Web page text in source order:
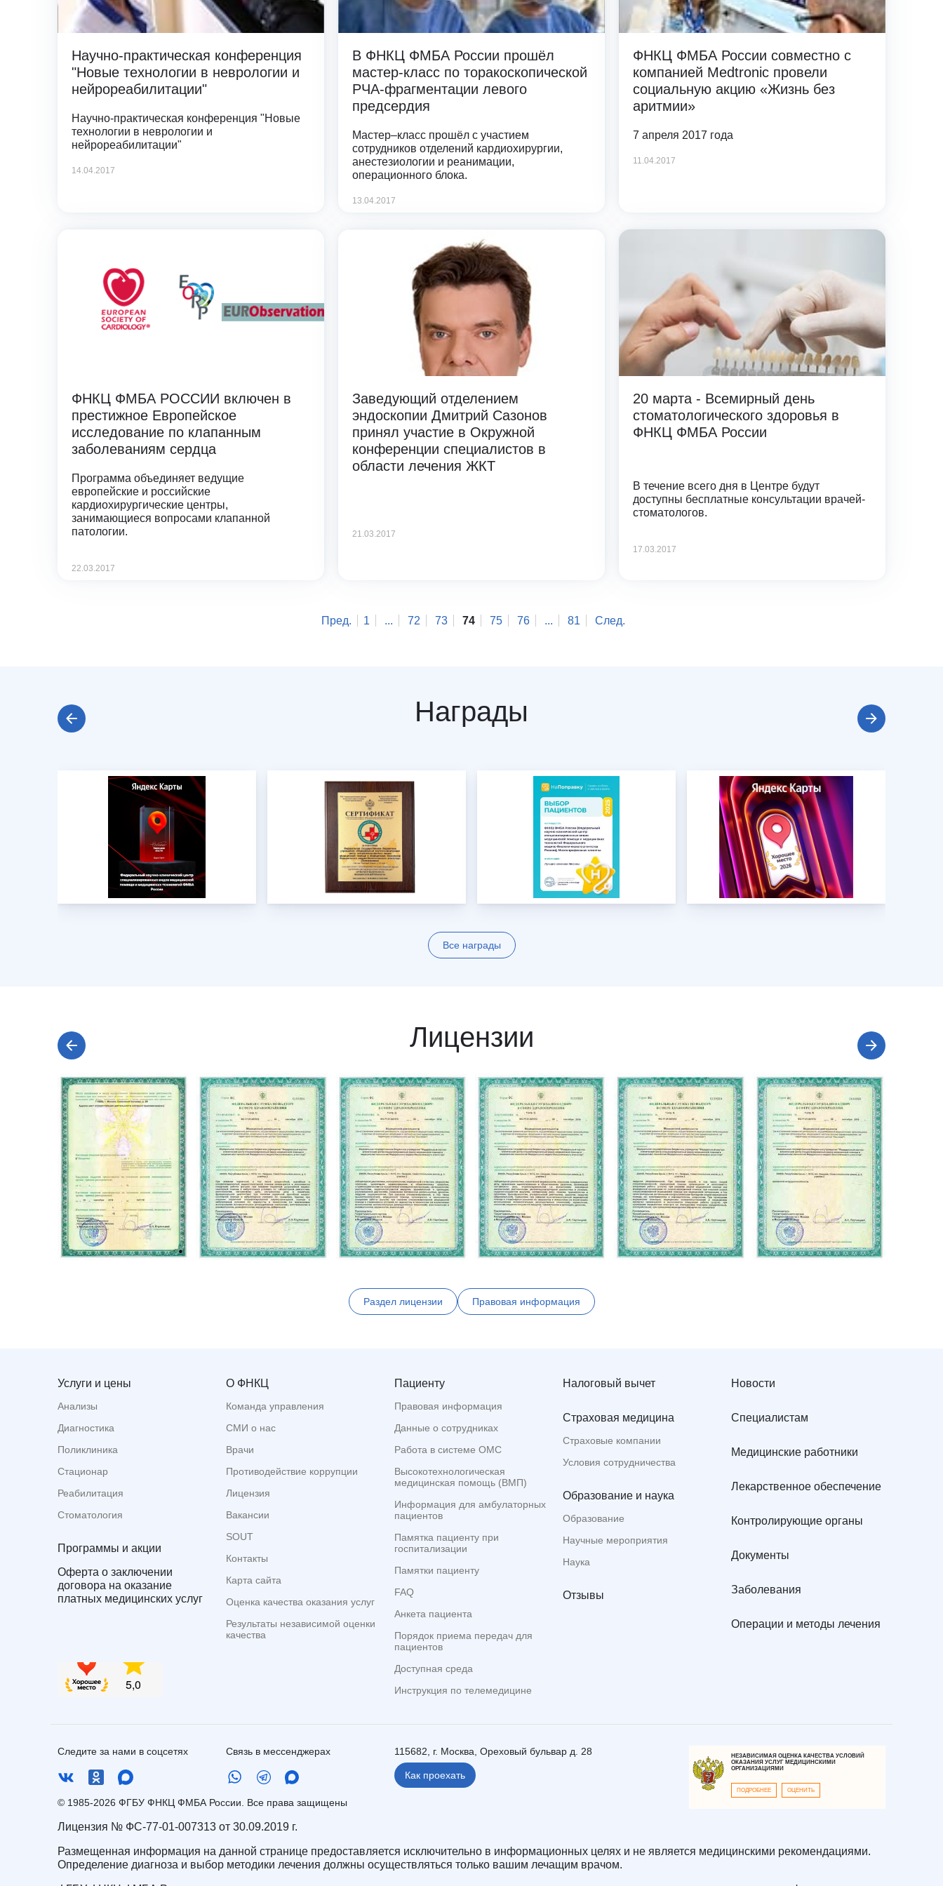
Научно-практическая конференция
"Новые технологии в неврологии и
нейрореабилитации"
Научно-практическая конференция "Новые
технологии в неврологии и
нейрореабилитации"
14.04.2017
В ФНКЦ ФМБА России прошёл
мастер-класс по торакоскопической
РЧА-фрагментации левого
предсердия
Мастер–класс прошёл с участием
сотрудников отделений кардиохирургии,
анестезиологии и реанимации,
операционного блока.
13.04.2017
ФНКЦ ФМБА России совместно с
компанией Medtronic провели
социальную акцию «Жизнь без
аритмии»
7 апреля 2017 года
11.04.2017
ФНКЦ ФМБА РОССИИ включен в
престижное Европейское
исследование по клапанным
заболеваниям сердца
Программа объединяет ведущие
европейские и российские
кардиохирургические центры,
занимающиеся вопросами клапанной
патологии.
22.03.2017
Заведующий отделением
эндоскопии Дмитрий Сазонов
принял участие в Окружной
конференции специалистов в
области лечения ЖКТ
21.03.2017
20 марта - Всемирный день
стоматологического здоровья в
ФНКЦ ФМБА России
В течение всего дня в Центре будут
доступны бесплатные консультации врачей-
стоматологов.
17.03.2017
Пред. 1 ... 72 73 74 75 76 ... 81 След.
Награды
Все награды
Лицензии
Раздел лицензии Правовая информация
Услуги и цены
Анализы
Диагностика
Поликлиника
Стационар
Реабилитация
Стоматология
Программы и акции
Оферта о заключении
договора на оказание
платных медицинских услуг
О ФНКЦ
Команда управления
СМИ о нас
Врачи
Противодействие коррупции
Лицензия
Вакансии
SOUT
Контакты
Карта сайта
Оценка качества оказания услуг
Результаты независимой оценки
качества
Пациенту
Правовая информация
Данные о сотрудниках
Работа в системе ОМС
Высокотехнологическая
медицинская помощь (ВМП)
Информация для амбулаторных
пациентов
Памятка пациенту при
госпитализации
Памятки пациенту
FAQ
Анкета пациента
Порядок приема передач для
пациентов
Доступная среда
Инструкция по телемедицине
Налоговый вычет
Страховая медицина
Страховые компании
Условия сотрудничества
Образование и наука
Образование
Научные мероприятия
Наука
Отзывы
Новости
Специалистам
Медицинские работники
Лекарственное обеспечение
Контролирующие органы
Документы
Заболевания
Операции и методы лечения
Следите за нами в соцсетях Связь в мессенджерах
© 1985-2026 ФГБУ ФНКЦ ФМБА России. Все права защищены
115682, г. Москва, Ореховый бульвар д. 28
Как проехать
НЕЗАВИСИМАЯ ОЦЕНКА КАЧЕСТВА УСЛОВИЙ
ОКАЗАНИЯ УСЛУГ МЕДИЦИНСКИМИ
ОРГАНИЗАЦИЯМИ
ПОДРОБНЕЕ ОЦЕНИТЬ
Лицензия № ФС-77-01-007313 от 30.09.2019 г.
Размещенная информация на данной странице предоставляется исключительно в информационных целях и не является медицинскими рекомендациями.
Определение диагноза и выбор методики лечения должны осуществляться только вашим лечащим врачом.